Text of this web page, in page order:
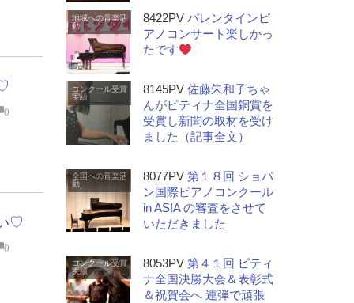
0
♡
0
地域への音楽活
動
8422PV バレンタインピ
アノコンサート楽しかっ
たです
コンクール受賞
実績
8145PV 佐藤朱和子ちゃ
んがピティナ全国銅賞を
受賞し新聞の取材を受け
ました（記事全文）
全国への音楽活
動
8077PV 第１８回 ショパ
ン国際ピアノコンクール
in ASIA の審査をさせて
いただきました
コンクール受賞
実績
8053PV 第４１回 ピティ
ナ全国決勝大会＆表彰式
＆祝賀会へ 連弾で頑張